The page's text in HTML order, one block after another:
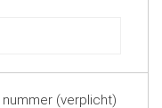
(verplicht)